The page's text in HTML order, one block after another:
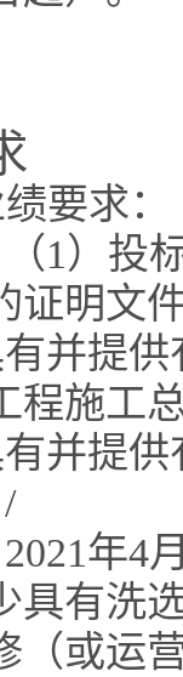
要求：
（1）
证明文
有并提
程施工
有并提
2021年
具有洗
（或运